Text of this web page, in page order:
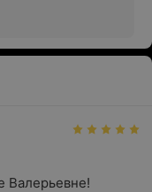
Валерьевне!